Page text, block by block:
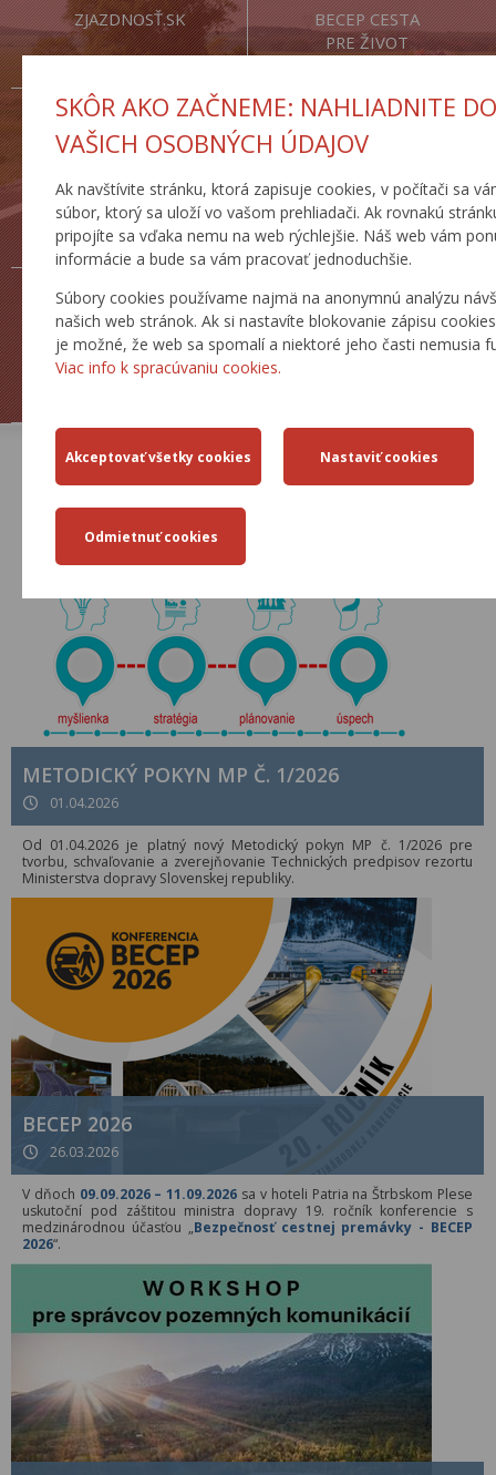
SKÔR AKO ZAČNEME: NAHLIADNITE
VAŠICH OSOBNÝCH ÚDAJOV
Ak navštívite stránku, ktorá zapisuje cookies, v počítači sa
súbor, ktorý sa uloží vo vašom prehliadači. Ak rovnakú
pripojíte sa vďaka nemu na web rýchlejšie. Náš web vám
informácie a bude sa vám pracovať jednoduchšie.
Súbory cookies používame najmä na anonymnú analýzu
našich web stránok. Ak si nastavíte blokovanie zápisu
je možné, že web sa spomalí a niektoré jeho časti nemusia
Viac info k spracúvaniu cookies.
ZJAZDNOSŤ.SK
BECEP CESTA
PRE ŽIVOT
CESTNÁ
DATABANKA
DOPRAVNÉ
INŽINIERSTVO
ŽIADOSTI
AKTUÁLNE
METODICKÝ POKYN MP Č. 1/2026
01.04.2026
Od 01.04.2026 je platný nový Metodický pokyn MP č. 1/2026 pre
tvorbu, schvaľovanie a zverejňovanie Technických predpisov rezortu
Ministerstva dopravy Slovenskej republiky.
BECEP 2026
26.03.2026
V dňoch 09.09.2026 – 11.09.2026 sa v hoteli Patria na Štrbskom Plese
uskutoční pod záštitou ministra dopravy 19. ročník konferencie s
medzinárodnou účasťou „Bezpečnosť cestnej premávky - BECEP
2026“.